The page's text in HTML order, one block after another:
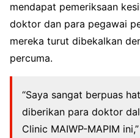
mendapat pemeriksaan
doktor dan para pegawai
mereka turut dibekalkan
percuma.
“Saya sangat berpuas
diberikan para doktor
Clinic MAIWP-MAPIM